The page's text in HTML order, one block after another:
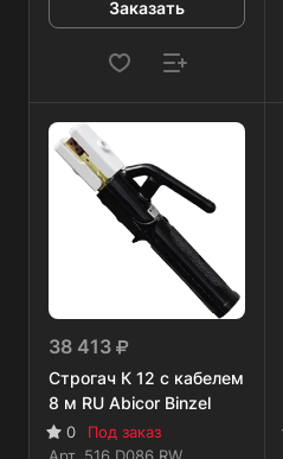
Заказать
38 413
Строгач К 12 c кабелем
8 м RU Abicor Binzel
0
Под заказ